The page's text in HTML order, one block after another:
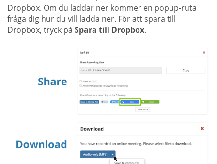
Dropbox. Om du laddar ner kommer en popup-ruta
fråga dig hur du vill ladda ner. För att spara till
Dropbox, tryck på Spara till Dropbox.